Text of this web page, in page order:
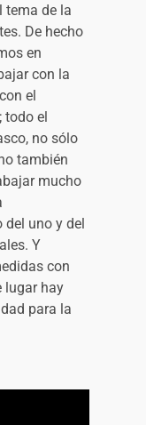
tema de la
De hecho
en
con la
el
todo el
no sólo
también
mucho
del uno y del
Y
con
lugar hay
para la